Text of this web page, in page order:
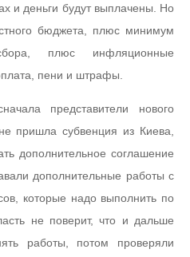
и деньги будут выплачены. Но
бюджета, плюс минимум
плюс инфляционные
пени и штрафы.
представители нового
пришла субвенция из Киева,
дополнительное соглашение
дополнительные работы с
которые надо выполнить по
не поверит, что и дальше
работы, потом проверяли